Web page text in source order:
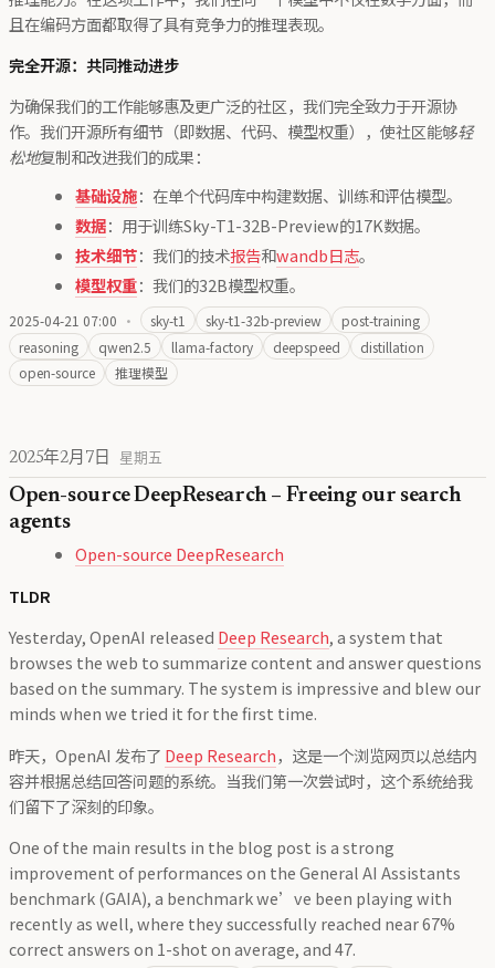
且在编码方面都取得了具有竞争力的推理表现。
完全开源：共同推动进步
为确保我们的工作能够惠及更广泛的社区，我们完全致力于开源协
作。我们开源所有细节（即数据、代码、模型权重），使社区能够轻
松地复制和改进我们的成果：
基础设施：在单个代码库中构建数据、训练和评估模型。
数据：用于训练Sky-T1-32B-Preview的17K数据。
技术细节：我们的技术报告和wandb日志。
模型权重：我们的32B模型权重。
2025-04-21 07:00 · sky-t1 sky-t1-32b-preview
post-training
reasoning
qwen2.5 llama-factory deepspeed
distillation
open-source
推理模型
2025年2月7日 星期五
Open-source DeepResearch – Freeing our search
agents
Open-source DeepResearch
TLDR
Yesterday, OpenAI released Deep Research, a system that
browses the web to summarize content and answer questions
based on the summary. The system is impressive and blew our
minds when we tried it for the first time.
昨天，OpenAI 发布了 Deep Research，这是一个浏览网页以总结内
容并根据总结回答问题的系统。当我们第一次尝试时，这个系统给我
们留下了深刻的印象。
One of the main results in the blog post is a strong
improvement of performances on the General AI Assistants
benchmark (GAIA), a benchmark we’ve been playing with
recently as well, where they successfully reached near 67%
correct answers on 1-shot on average, and 47.